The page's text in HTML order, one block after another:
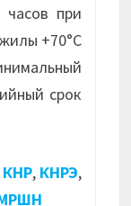
при
+70°С
срок
КНР, КНРЭ,